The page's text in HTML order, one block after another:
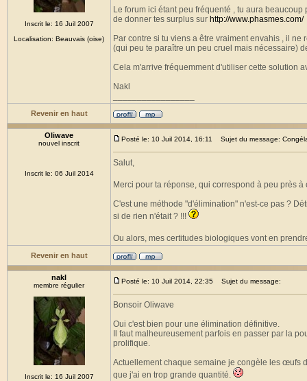
Inscrit le: 16 Juil 2007
Localisation: Beauvais (oise)
Le forum ici étant peu fréquenté , tu aura beaucoup
de donner tes surplus sur http://www.phasmes.com/
Par contre si tu viens a être vraiment envahis , il ne
(qui peu te paraître un peu cruel mais nécessaire)
Cela m'arrive fréquemment d'utiliser cette solution
Nakl
Revenir en haut
Oliwave
nouvel inscrit
Inscrit le: 06 Juil 2014
Posté le: 10 Juil 2014, 16:11 Sujet du message:
Salut,
Merci pour ta réponse, qui correspond à peu près
C'est une méthode "d'élimination" n'est-ce pas ?
si de rien n'était ? !!!
Ou alors, mes certitudes biologiques vont en
Revenir en haut
nakl
membre régulier
Inscrit le: 16 Juil 2007
Posté le: 10 Juil 2014, 22:35 Sujet du message:
Bonsoir Oliwave
Oui c'est bien pour une élimination définitive.
Il faut malheureusement parfois en passer par la
prolifique.
Actuellement chaque semaine je congèle les œufs
que j'ai en trop grande quantité.